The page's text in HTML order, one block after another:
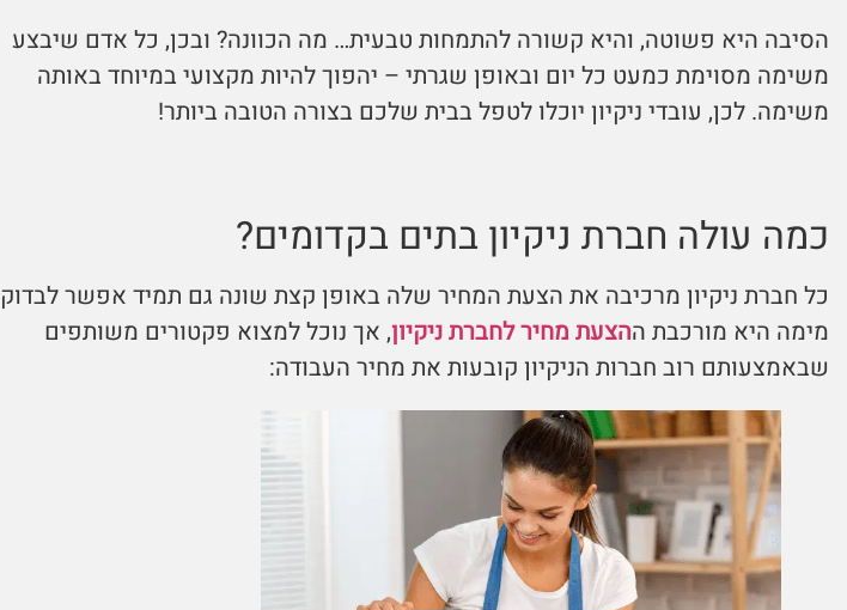
הסיבה היא פשוטה, והיא קשורה להתמחות טבעית… מה הכוונה? ובכן, כל אדם שיבצע
משימה מסוימת כמעט כל יום ובאופן שגרתי – יהפוך להיות מקצועי במיוחד באותה
משימה. לכן, עובדי ניקיון יוכלו לטפל בבית שלכם בצורה הטובה ביותר!
כמה עולה חברת ניקיון בתים בקדומים?
כל חברת ניקיון מרכיבה את הצעת המחיר שלה באופן קצת שונה גם תמיד אפשר לבדוק
מימה היא מורכבת ההצעת מחיר לחברת ניקיון, אך נוכל למצוא פקטורים משותפים
שבאמצעותם רוב חברות הניקיון קובעות את מחיר העבודה: